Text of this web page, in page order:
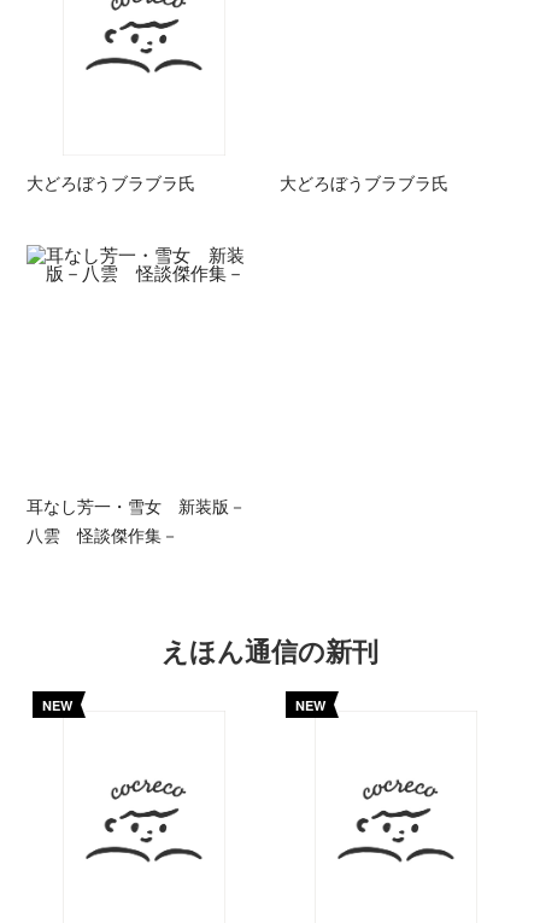
大どろぼうブラブラ氏 大どろぼうブラブラ氏
耳なし芳一・雪女 新装版－
八雲 怪談傑作集－
えほん通信の新刊
NEW NEW